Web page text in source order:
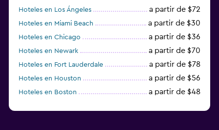
Hoteles en Los Ángeles a partir de $72
Hoteles en Miami Beach a partir de $30
Hoteles en Chicago a partir de $36
Hoteles en Newark a partir de $70
Hoteles en Fort Lauderdale a partir de $78
Hoteles en Houston a partir de $56
Hoteles en Boston a partir de $48